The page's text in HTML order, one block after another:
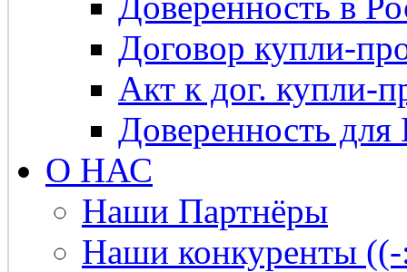
Договор купли-
Акт к дог. купли-
Доверенность
О НАС
Наши Партнёры
Наши конкуренты